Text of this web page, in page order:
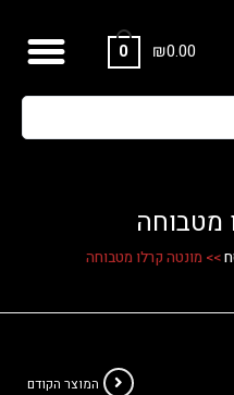
₪0.00
0
מטבוחה
>> מונטה קרלו מטבוחה
המוצר הקודם